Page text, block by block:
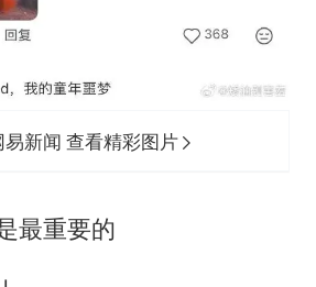
新闻 查看精彩图片
最重要的